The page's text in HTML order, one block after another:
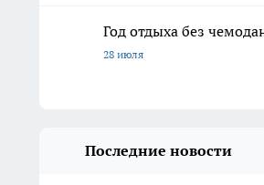
Год отдыха без
28 июля
Последние новости